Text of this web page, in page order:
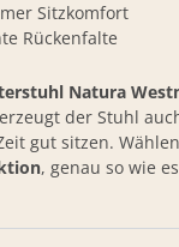
Sitzkomfort
Rückenfalte
Natura
der Stuhl
gut sitzen.
, genau so wie